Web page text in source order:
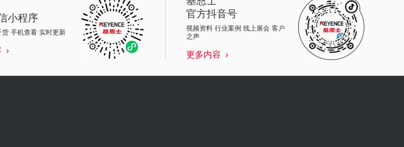
小程序
手机查看 实时更新
官方抖音号
视频资料 行业案例 线上展会 客户
之声
更多内容